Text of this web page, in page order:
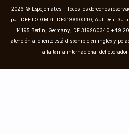
2026 © Espejomat.es – Todos los derechos
por: DEFTO GMBH DE319960340, Auf Dem
14195 Berlin, Germany, DE 319960340 +49
atención al cliente está disponible en inglés y
a la tarifa internacional del